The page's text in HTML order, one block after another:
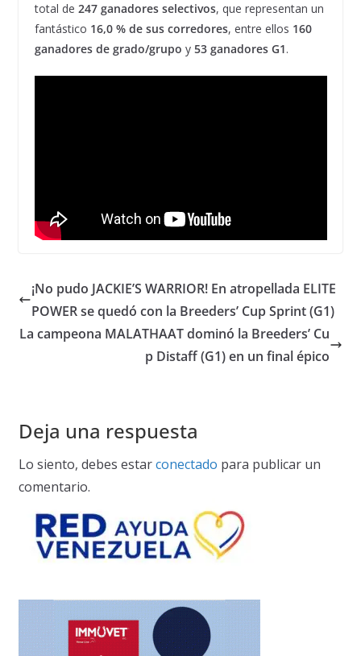
total de 247 ganadores selectivos, que representan un
fantástico 16,0 % de sus corredores, entre ellos 160
ganadores de grado/grupo y 53 ganadores G1.
¡No pudo JACKIE’S WARRIOR! En atropellada ELITE
POWER se quedó con la Breeders’ Cup Sprint (G1)
La campeona MALATHAAT dominó la Breeders’ Cu
p Distaff (G1) en un final épico
Deja una respuesta
Lo siento, debes estarconectado para publicar un
comentario.